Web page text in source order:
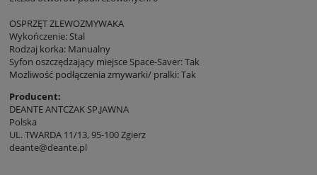
OSPRZĘT ZLEWOZMYWAKA
Wykończenie: Stal
Rodzaj korka: Manualny
Syfon oszczędzający miejsce Space-Saver: Tak
Możliwość podłączenia zmywarki/ pralki: Tak
Producent:
DEANTE ANTCZAK SP.JAWNA
Polska
UL. TWARDA 11/13, 95-100 Zgierz
deante@deante.pl